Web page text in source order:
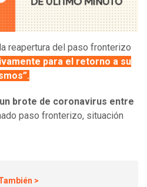
reapertura del paso fronterizo
para el retorno a su
un brote de coronavirus entre
paso fronterizo, situación
>